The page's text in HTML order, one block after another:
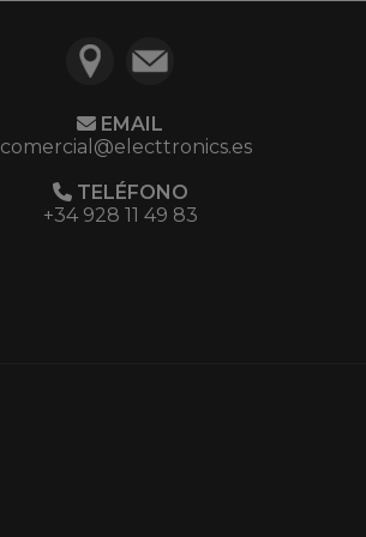
EMAIL
comercial@electtronics.es
TELÉFONO
+34 928 11 49 83